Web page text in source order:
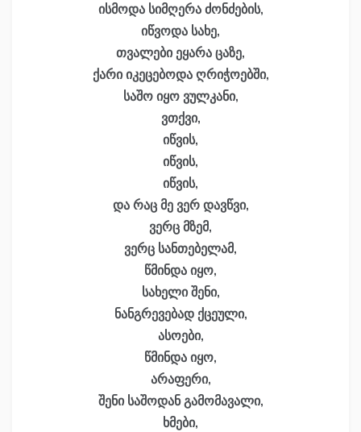
ისმოდა სიმღერა ძონძების,
იწვოდა სახე,
თვალები ეყარა ცაზე,
ქარი იკეცებოდა ღრიჭოებში,
საშო იყო ვულკანი,
ვთქვი,
იწვის,
იწვის,
იწვის,
და რაც მე ვერ დავწვი,
ვერც მზემ,
ვერც სანთებელამ,
წმინდა იყო,
სახელი შენი,
ნანგრევებად ქცეული,
ასოები,
წმინდა იყო,
არაფერი,
შენი საშოდან გამომავალი,
ხმები,